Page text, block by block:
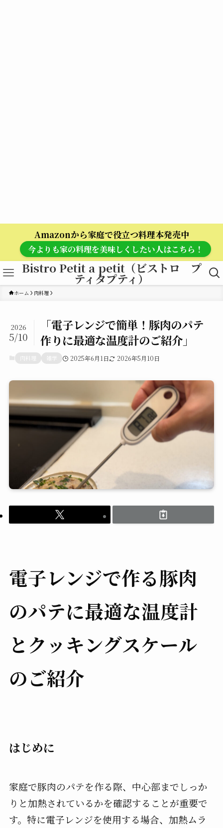
Amazonから家庭で役立つ料理本発売中
今よりも家の料理を美味しくしたい人はこちら！
Bistro Petit a petit（ビストロ プ
ティタプティ）
ホーム 肉料理
「電子レンジで簡単！豚肉のパテ
作りに最適な温度計のご紹介」
2026
5/10
肉料理 雑学 2025年6月1日 2026年5月10日
電子レンジで作る豚肉
のパテに最適な温度計
とクッキングスケール
のご紹介
はじめに
家庭で豚肉のパテを作る際、中心部までしっか
りと加熱されているかを確認することが重要で
す。特に電子レンジを使用する場合、加熱ムラ